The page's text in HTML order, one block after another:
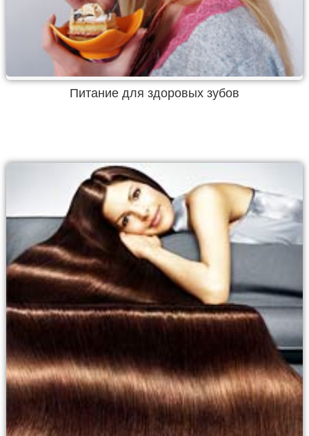
Питание для здоровых зубов